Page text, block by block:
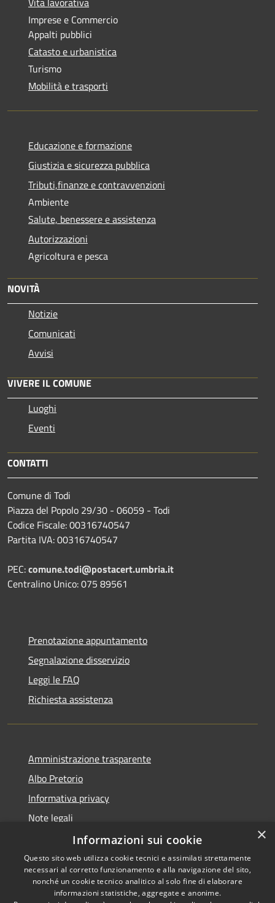
Imprese e Commercio
Appalti pubblici
Catasto e urbanistica
Turismo
Mobilità e trasporti
Educazione e formazione
Giustizia e sicurezza pubblica
Tributi,finanze e contravvenzioni
Ambiente
Salute, benessere e assistenza
Autorizzazioni
Agricoltura e pesca
NOVITÀ
Notizie
Comunicati
Avvisi
VIVERE IL COMUNE
Luoghi
Eventi
CONTATTI
Comune di Todi
Piazza del Popolo 29/30 - 06059 - Todi
Codice Fiscale: 00316740547
Partita IVA: 00316740547
PEC:comune.todi@postacert.umbria.it
Centralino Unico: 075 89561
Prenotazione appuntamento
Segnalazione disservizio
Leggi le FAQ
Richiesta assistenza
Amministrazione trasparente
Albo Pretorio
Informativa privacy
Note legali
Dichiarazione di accessibilità
RSS Copyright © 2026 • Comune di
×
Informazioni sui cookie
Questo sito web utilizza cookie tecnici e assimilati strettamente
necessari al corretto funzionamento e alla navigazione del sito,
nonché un cookie tecnico analitico al solo fine di elaborare
informazioni statistiche, aggregate e anonime.